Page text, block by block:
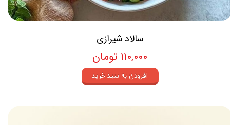
سالاد شیرازی
۱۱۰,۰۰۰ تومان
افزودن به سبد خرید